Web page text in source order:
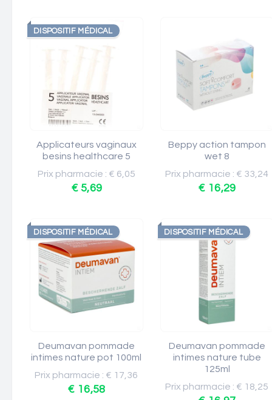
DISPOSITIF MÉDICAL
Applicateurs vaginaux
besins healthcare 5
Prix pharmacie : € 6,05
€ 5,69
Beppy action tampon
wet 8
Prix pharmacie : € 33,24
€ 16,29
DISPOSITIF MÉDICAL
Deumavan pommade
intimes nature pot 100ml
Prix pharmacie : € 17,36
€ 16,58
DISPOSITIF MÉDICAL
Deumavan pommade
intimes nature tube
125ml
Prix pharmacie : € 18,25